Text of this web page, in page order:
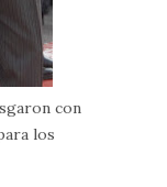
con
los